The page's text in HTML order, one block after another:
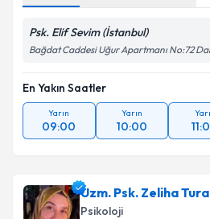
Psk. Elif Sevim (İstanbul)
Bağdat Caddesi Uğur Apartmanı No:72
En Yakın Saatler
Yarın
09:00
Yarın
10:00
Uzm. Psk. Zeliha
Psikoloji